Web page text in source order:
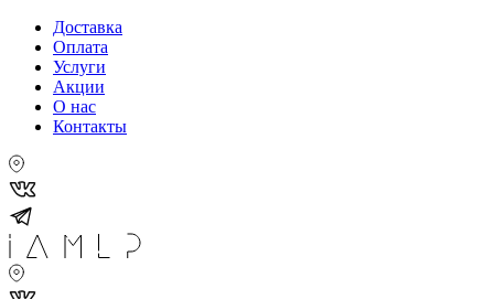
Доставка
Оплата
Услуги
Акции
О нас
Контакты